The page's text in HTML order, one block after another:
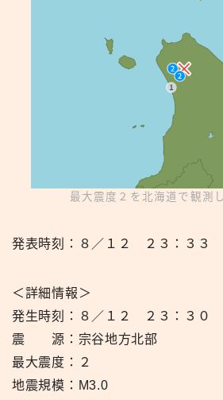
最大震度２を北海道で観測
発表時刻：８／１２ ２３：３３
＜詳細情報＞
発生時刻：８／１２ ２３：３０
震 源：宗谷地方北部
最大震度：２
地震規模：M3.0